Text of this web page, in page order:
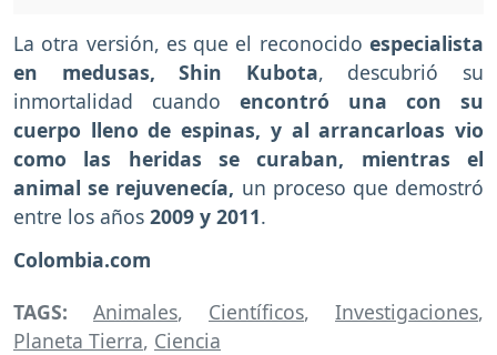
La otra versión, es que el reconocido especialista
en medusas, Shin Kubota, descubrió su
inmortalidad cuando encontró una con su
cuerpo lleno de espinas, y al arrancarloas vio
como las heridas se curaban, mientras el
animal se rejuvenecía, un proceso que demostró
entre los años 2009 y 2011.
Colombia.com
TAGS: Animales, Científicos, Investigaciones,
Planeta Tierra, Ciencia